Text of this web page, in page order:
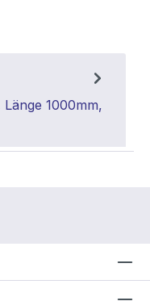
Länge 1000mm,